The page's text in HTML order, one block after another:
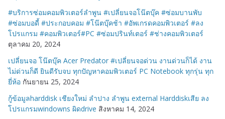
#บริการซ่อมคอมพิวเตอร์ลำพูน #เปลี่ยนจอโน๊ตบุ๊ค #ซ่อมบานพับ
#ซ่อมบอดี้ #ประกอบคอม #โน๊ตบุ๊คช้า #อัพเกรดคอมพิวเตอร์ #ลง
โปรแกรม #คอมพิวเตอร์#PC #ซ่อมปรินท์เตอร์ #ช่างคอมพิวเตอร์
ตุลาคม 20, 2024
เปลี่ยนจอ โน๊ตบุ๊ค Acer Predator #เปลี่ยนจอด่วน งานด่วนก็ได้ งาน
ไม่ด่วนก็ดี ยินดีรับจบ ทุกปัญหาคอมพิวเตอร์ PC Notebook ทุกรุ่น ทุก
ยี่ห้อ กันยายน 25, 2024
กู้ข้อมูลharddisk เชียงใหม่ ลำปาง ลำพูน external Harddiskเสีย ลง
โปรแกรมwindowns ผิดdrive สิงหาคม 14, 2024